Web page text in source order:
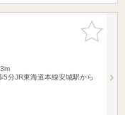
お気に入
りに追加
5分JR東海道本線安城駅から